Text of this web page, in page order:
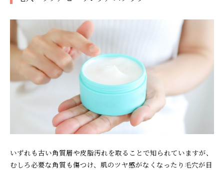
いずれも古い角質層や皮脂汚れを取ることで知られていますが、
むしろ必要な角質も傷つけ、肌のツヤ感がなくなったり毛穴が目